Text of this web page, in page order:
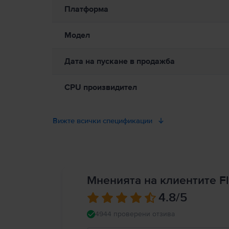
предимства като нов продукт: 2 години
може да бъде в продължителен контакт с устройството
електромагнитни полета. Тези магнити и електромагнитни
Платформа
Модел
Дата на пускане в продажба
CPU произвидител
Вижте всички спецификации
Мненията на клиентите
4.8/5
4944 проверени отзива